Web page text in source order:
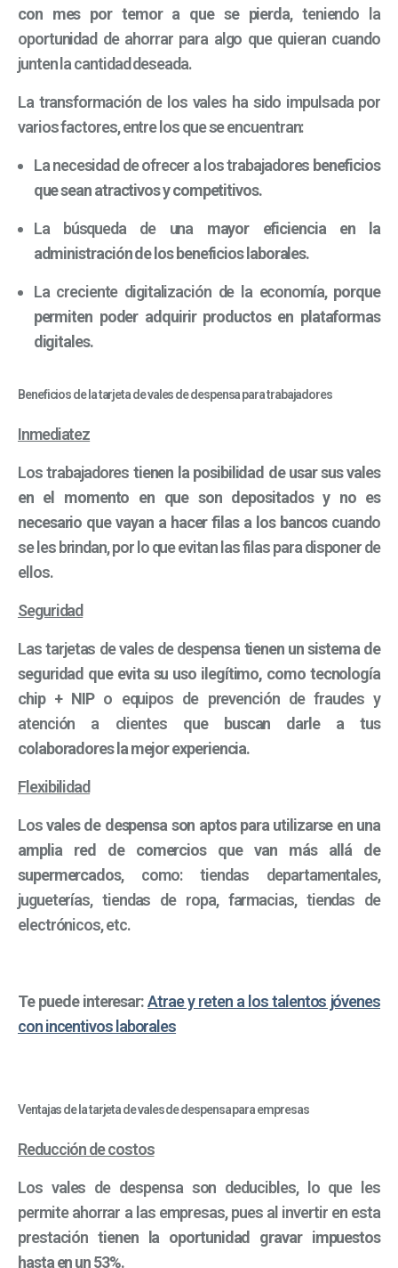
con mes por temor a que se pierda, teniendo la
oportunidad de ahorrar para algo que quieran cuando
junten la cantidad deseada.
La transformación de los vales ha sido impulsada por
varios factores, entre los que se encuentran:
La necesidad de ofrecer a los trabajadores beneficios
que sean atractivos y competitivos.
La búsqueda de una mayor eficiencia en la
administración de los beneficios laborales.
La creciente digitalización de la economía, porque
permiten poder adquirir productos en plataformas
digitales.
Beneficios de la tarjeta de vales de despensa para trabajadores
Inmediatez
Los trabajadores tienen la posibilidad de usar sus vales
en el momento en que son depositados y no es
necesario que vayan a hacer filas a los bancoscuando
se les brindan, por lo que evitan las filas para disponer de
ellos.
Seguridad
Las tarjetas de vales de despensa tienen un sistema de
seguridad que evita su uso ilegítimo, como tecnología
chip + NIPo equipos de prevención de fraudes y
atención a clientes que buscan darle a tus
colaboradores la mejor experiencia.
Flexibilidad
Losvales de despensa son aptos para utilizarse en una
amplia red de comercios que van más allá de
supermercados, como: tiendas departamentales,
jugueterías, tiendas de ropa, farmacias, tiendas de
electrónicos, etc.
Te puede interesar:Atrae y reten a los talentos jóvenes
con incentivos laborales
Ventajas de la tarjeta de vales de despensa para empresas
Reducción de costos
Los vales de despensa son deducibles, lo que les
permite ahorrar a las empresas, pues al invertir en esta
prestacióntienen la oportunidad gravar impuestos
hasta en un 53%.